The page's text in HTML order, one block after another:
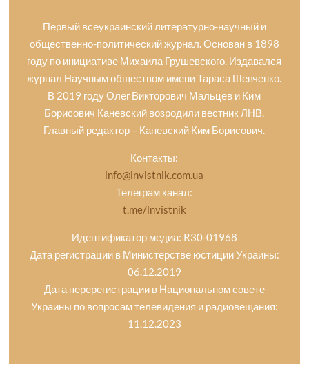
Первый всеукраинский литературно-научный и
общественно-политический журнал. Основан в 1898
году по инициативе Михаила Грушевского. Издавался
журнал Научным обществом имени Тараса Шевченко.
В 2019 году Олег Викторович Мальцев и Ким
Борисович Каневский возродили вестник ЛНВ.
Главный редактор – Каневский Ким Борисович.
Контакты:
info@lnvistnik.com.ua
Телеграм канал:
t.me/lnvistnik
Идентификатор медиа: R30-01968
Дата регистрации в Министерстве юстиции Украины:
06.12.2019
Дата перерегистрации в Национальном совете
Украины по вопросам телевидения и радиовещания:
11.12.2023